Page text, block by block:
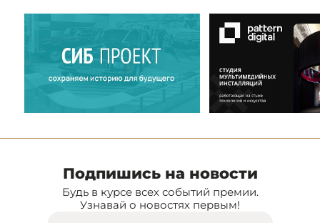
Подпишись на новости
Будь в курсе всех событий премии.
Узнавай о новостях первым!